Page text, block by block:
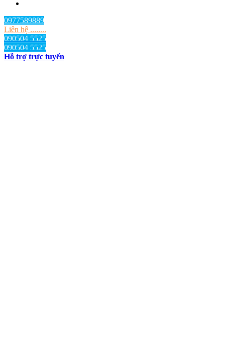
0977589889
Liên hệ ........
090504 5525
090504 5525
Hỗ trợ trực tuyến